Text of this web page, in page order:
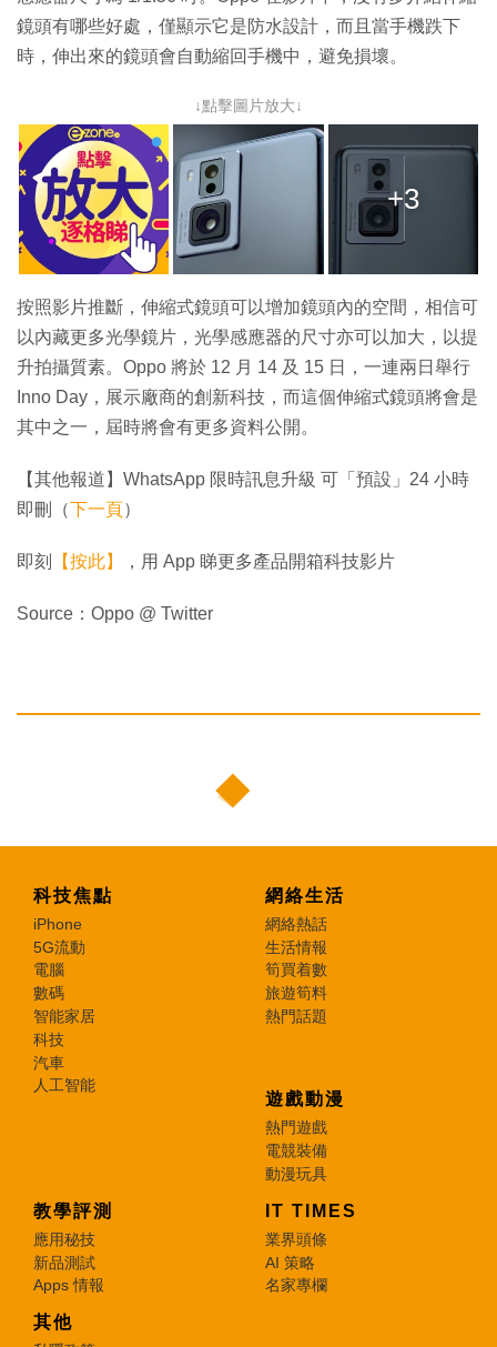
鏡頭有哪些好處，僅顯示它是防水設計，而且當手機跌下
時，伸出來的鏡頭會自動縮回手機中，避免損壞。
↓點擊圖片放大↓
+3
按照影片推斷，伸縮式鏡頭可以增加鏡頭內的空間，相信可
以內藏更多光學鏡片，光學感應器的尺寸亦可以加大，以提
升拍攝質素。Oppo 將於 12 月 14 及 15 日，一連兩日舉行
Inno Day，展示廠商的創新科技，而這個伸縮式鏡頭將會是
其中之一，屆時將會有更多資料公開。
【其他報道】WhatsApp 限時訊息升級 可「預設」24 小時
即刪（下一頁）
即刻 【按此】 ，用 App 睇更多產品開箱科技影片
Source：Oppo @ Twitter
科技焦點
iPhone
5G流動
電腦
數碼
智能家居
科技
汽車
人工智能
網絡生活
網絡熱話
生活情報
筍買着數
旅遊筍料
熱門話題
遊戲動漫
熱門遊戲
電競裝備
動漫玩具
教學評測
應用秘技
新品測試
Apps 情報
IT TIMES
業界頭條
AI 策略
名家專欄
其他